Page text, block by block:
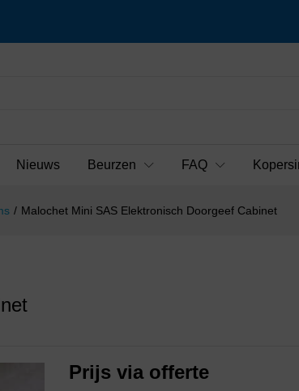
Nieuws Beurzen FAQ
/ Malochet Mini SAS Elektronisch Doorgeef Cabinet
Prijs via offerte